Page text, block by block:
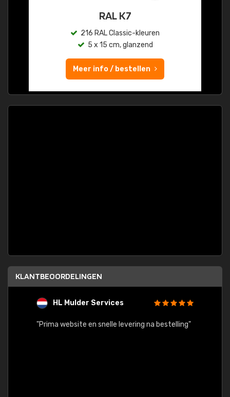
RAL K7
216 RAL Classic-kleuren
5 x 15 cm, glanzend
Meer info / bestellen
KLANTBEOORDELINGEN
HL Mulder Services
"Prima website en snelle levering na bestelling"